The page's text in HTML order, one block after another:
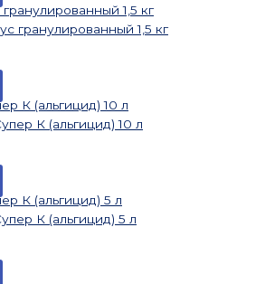
1,5 кг
К (альгицид) 10 л
К (альгицид) 5 л